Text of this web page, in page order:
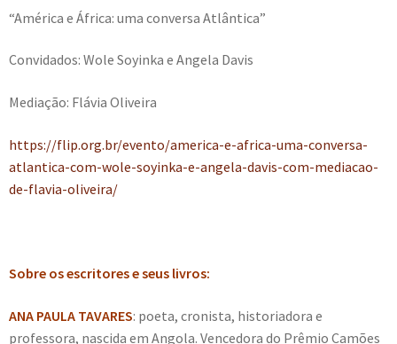
“América e África: uma conversa Atlântica”
Convidados: Wole Soyinka e Angela Davis
Mediação: Flávia Oliveira
https://flip.org.br/evento/america-e-africa-uma-conversa-
atlantica-com-wole-soyinka-e-angela-davis-com-mediacao-
de-flavia-oliveira/
Sobre os escritores e seus livros:
ANA PAULA TAVARES: poeta, cronista, historiadora e
professora, nascida em Angola. Vencedora do Prêmio Camões